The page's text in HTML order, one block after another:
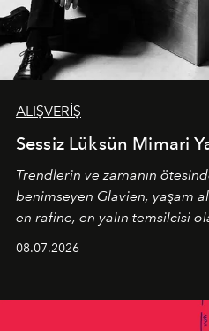
ALIŞVERİŞ
Sessiz Lüksün Mimari
Trendlerin ve zamanın
benimseyen Glavien, yaşam
en rafine, en yalın temsilcisi
08.07.2026